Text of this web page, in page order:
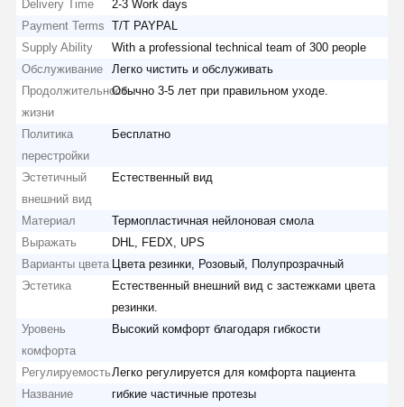
Delivery Time
2-3 Work days
Payment Terms
T/T PAYPAL
Supply Ability
With a professional technical team of 300 people
Обслуживание
Легко чистить и обслуживать
Продолжительность
жизни
Обычно 3-5 лет при правильном уходе.
Политика
перестройки
Бесплатно
Эстетичный
внешний вид
Естественный вид
Материал
Термопластичная нейлоновая смола
Выражать
DHL, FEDX, UPS
Варианты цвета
Цвета резинки, Розовый, Полупрозрачный
Эстетика
Естественный внешний вид с застежками цвета
резинки.
Уровень
комфорта
Высокий комфорт благодаря гибкости
Регулируемость Легко регулируется для комфорта пациента
Название
гибкие частичные протезы